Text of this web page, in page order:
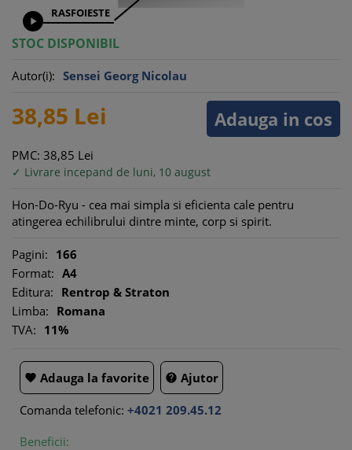

RASFOIESTE
STOC DISPONIBIL
Autor(i): Sensei Georg Nicolau
Adauga in cos
38,85 Lei
PMC: 38,85 Lei
✓ Livrare incepand de luni, 10 august
Hon-Do-Ryu - cea mai simpla si eficienta cale pentru
atingerea echilibrului dintre minte, corp si spirit.
Pagini: 166
Format: A4
Editura: Rentrop & Straton
Limba: Romana
TVA: 11%
 Adauga la favorite  Ajutor
Comanda telefonic: +4021 209.45.12
Beneficii: